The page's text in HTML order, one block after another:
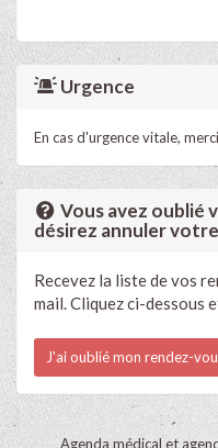
Urgence
En cas d'urgence vitale,
Vous avez oublié
désirez annuler
Recevez la liste de vos
mail. Cliquez ci-dessous
J'ai oublié mon rendez-
Agenda médical et